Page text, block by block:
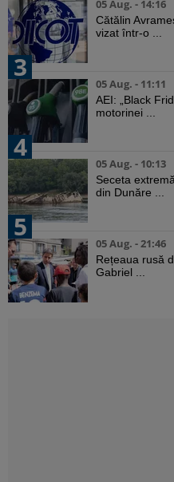
05 Aug. - 14:16
Cătălin
vizat într-o ...
3
05 Aug. - 11:11
AEI: „Black
motorinei ...
4
05 Aug. - 10:13
Seceta
din Dunăre ...
5
05 Aug. - 21:46
Rețeaua rusă
Gabriel ...